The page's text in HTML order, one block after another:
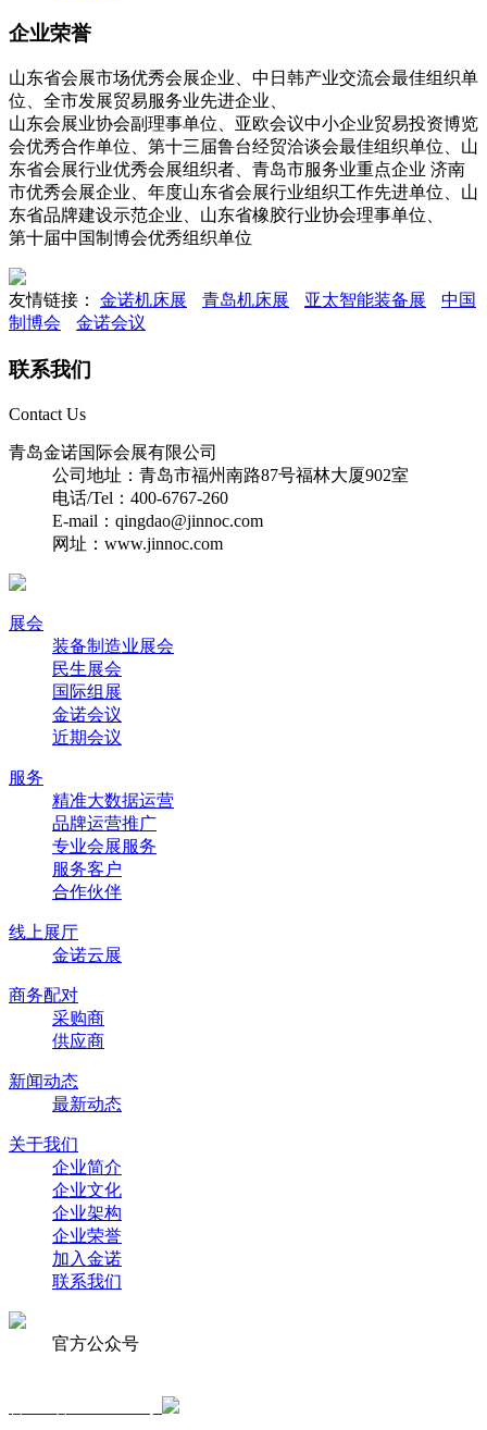
企业荣誉
山东省会展市场优秀会展企业、中日韩产业交流会最佳组织单
位、全市发展贸易服务业先进企业、
山东会展业协会副理事单位、亚欧会议中小企业贸易投资博览
会优秀合作单位、第十三届鲁台经贸洽谈会最佳组织单位、山
东省会展行业优秀会展组织者、青岛市服务业重点企业 济南
市优秀会展企业、年度山东省会展行业组织工作先进单位、山
东省品牌建设示范企业、山东省橡胶行业协会理事单位、
第十届中国制博会优秀组织单位
友情链接： 金诺机床展 青岛机床展 亚太智能装备展
中国
制博会
金诺会议
联系我们
Contact Us
青岛金诺国际会展有限公司
公司地址：青岛市福州南路87号福林大厦902室
电话/Tel：400-6767-260
E-mail：qingdao@jinnoc.com
网址：www.jinnoc.com
展会
装备制造业展会
民生展会
国际组展
金诺会议
近期会议
服务
精准大数据运营
品牌运营推广
专业会展服务
服务客户
合作伙伴
线上展厅
金诺云展
商务配对
采购商
供应商
新闻动态
最新动态
关于我们
企业简介
企业文化
企业架构
企业荣誉
加入金诺
联系我们
官方公众号